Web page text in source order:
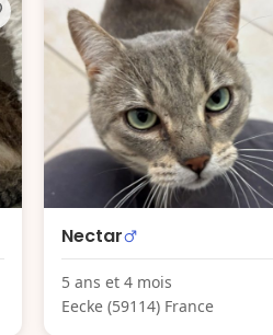
Nectar
5 ans et 4 mois
Eecke (59114) France